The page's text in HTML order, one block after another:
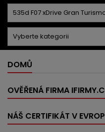
DOMŮ
OVĚŘENÁ FIRMA
NÁŠ CERTIFIKÁT V